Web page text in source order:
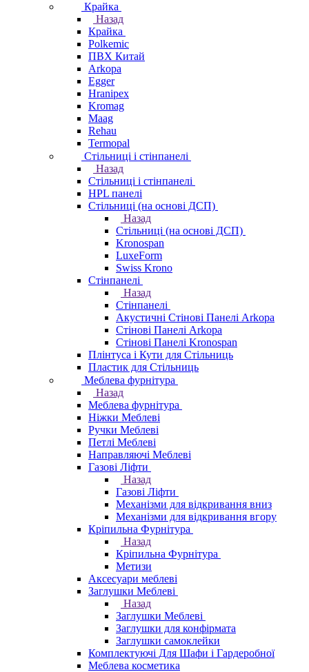
Крайка
Назад
Крайка
Polkemic
ПВХ Китай
Arkopa
Egger
Hranipex
Kromag
Maag
Rehau
Termopal
Стільниці і стінпанелі
Назад
Стільниці і стінпанелі
HPL панелі
Стільниці (на основі ДСП)
Назад
Стільниці (на основі ДСП)
Kronospan
LuxeForm
Swiss Krono
Стінпанелі
Назад
Стінпанелі
Акустичні Стінові Панелі Аrkopa
Стінові Панелі Arkopa
Стінові Панелі Kronospan
Плінтуса і Кути для Стільниць
Пластик для Стільниць
Меблева фурнітура
Назад
Меблева фурнітура
Ніжки Меблеві
Ручки Меблеві
Петлі Меблеві
Направляючі Меблеві
Газові Ліфти
Назад
Газові Ліфти
Механізми для відкривання вниз
Механізми для відкривання вгору
Кріпильна Фурнітура
Назад
Кріпильна Фурнітура
Метизи
Аксесуари меблеві
Заглушки Меблеві
Назад
Заглушки Меблеві
Заглушки для конфірмата
Заглушки самоклейки
Комплектуючі Для Шафи і Гардеробної
Меблева косметика